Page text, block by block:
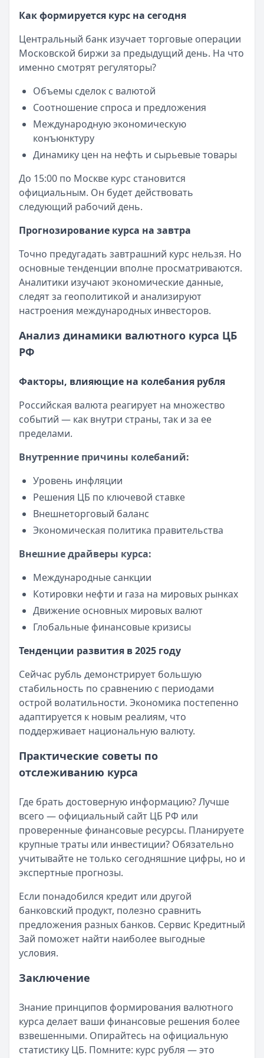
Срок: до180мес.
Рейтинг:4.5(13 отзывов)
Все кредиты
Кредитные карты — лучшие предложения
Лимит: до1 000 000 ₽
Льготный период:180 дней
Обслуживание:Бесплатно
Рейтинг:4.7
Банк ЗЕНИТ— Карта привилегий
Льготный период:120 дней
Обслуживание:Бесплатно
Рейтинг:4.6
Уралсиб Банк
Лимит: до
5 000 000 ₽
Льготный период:120 дней
Обслуживание:Бесплатно
Рейтинг:4.7
Кредит Европа Банк— Urban card
Лимит: до600 000 ₽
Обслуживание:Бесплатно
Рейтинг:
Лимит: до1 000 000 ₽
Обслуживание: Бесплатно
Рейтинг:4.9(10 отзывов)
Газпромбанк— Простая кредитная карта
Лимит: до
Льготный период: —
Обслуживание: Бесплатно
Рейтинг:4.6(10 отзывов)
Альфа-Банк
— Кредитная карта Альфа-Банка
1 000 000 ₽
Льготный период:60 дней
Обслуживание:Бесплатно
Т-Банк — Платинум
Лимит: до1 000 000 ₽
Льготный период:55 дней
Обслуживание:
590 ₽ в год
(12 отзывов)
Все кредитные карты
Fin 5— Займ
Сумма: до30 000₽
Срок до:30дней
Рейтинг:4.8
Срочноденьги— Займ
Сумма: до
Срок до:30дней
Рейтинг:4.6
Сумма: до30 000₽
Срок до:30дней
Рейтинг:4.7
Деньги сразу — Стандартный
Сумма: до100 000₽
Срок до:365дней
Рейтинг:
(14 отзывов)
Займер
— До зарплаты
₽
Срок до: 30
Турбозайм
Сумма: до30 000₽
Рейтинг:4.6 (14 отзывов)
Быстроденьги— Без процентов для новых
Сумма: до30 000₽
Срок до:30дней
Как формируется курс на сегодня
Центральный банк изучает торговые операции
Московской биржи за предыдущий день. На что
именно смотрят регуляторы?
Объемы сделок с валютой
Соотношение спроса и предложения
Международную экономическую
конъюнктуру
Динамику цен на нефть и сырьевые товары
До 15:00 по Москве курс становится
официальным. Он будет действовать
следующий рабочий день.
Прогнозирование курса на завтра
Точно предугадать завтрашний курс нельзя. Но
основные тенденции вполне просматриваются.
Аналитики изучают экономические данные,
следят за геополитикой и анализируют
настроения международных инвесторов.
Анализ динамики валютного курса ЦБ
РФ
Факторы, влияющие на колебания рубля
Российская валюта реагирует на множество
событий — как внутри страны, так и за ее
пределами.
Внутренние причины колебаний:
Уровень инфляции
Решения ЦБ по ключевой ставке
Внешнеторговый баланс
Экономическая политика правительства
Внешние драйверы курса:
Международные санкции
Котировки нефти и газа на мировых рынках
Движение основных мировых валют
Глобальные финансовые кризисы
Тенденции развития в 2025 году
Сейчас рубль демонстрирует большую
стабильность по сравнению с периодами
острой волатильности. Экономика постепенно
адаптируется к новым реалиям, что
поддерживает национальную валюту.
Практические советы по
отслеживанию курса
Где брать достоверную информацию? Лучше
всего — официальный сайт ЦБ РФ или
проверенные финансовые ресурсы. Планируете
крупные траты или инвестиции? Обязательно
учитывайте не только сегодняшние цифры, но и
экспертные прогнозы.
Если понадобился кредит или другой
банковский продукт, полезно сравнить
предложения разных банков. Сервис Кредитный
Зай поможет найти наиболее выгодные
условия.
Заключение
Знание принципов формирования валютного
курса делает ваши финансовые решения более
взвешенными. Опирайтесь на официальную
статистику ЦБ. Помните: курс рубля — это